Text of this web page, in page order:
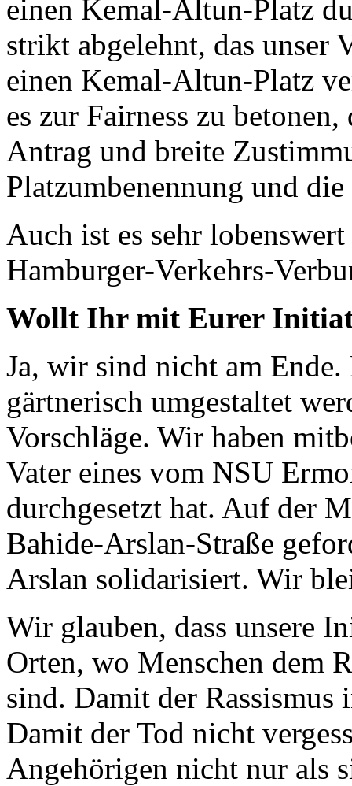
einen Kemal-Altun-Platz
strikt abgelehnt, das unser
einen Kemal-Altun-Platz
es zur Fairness zu
Antrag und breite
Platzumbenennung und
Auch ist es sehr
Hamburger-Verkehrs-
Wollt Ihr mit Eurer
Ja, wir sind nicht am
gärtnerisch umgestaltet
Vorschläge. Wir haben
Vater eines vom NSU
durchgesetzt hat. Auf der
Bahide-Arslan-Straße
Arslan solidarisiert. Wir
Wir glauben, dass unsere
Orten, wo Menschen dem
sind. Damit der
Damit der Tod nicht
Angehörigen nicht nur als